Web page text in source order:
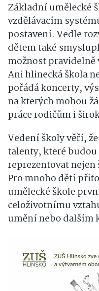
Základní umělecké
vzdělávacím
postavení. Vedle
dětem také
možnost
Ani hlinecká škola
pořádá koncerty,
na kterých mohou
práce rodičům i
Vedení školy věří,
talenty, které
reprezentovat nejen
Pro mnoho dětí
umělecké škole
celoživotnímu
umění nebo